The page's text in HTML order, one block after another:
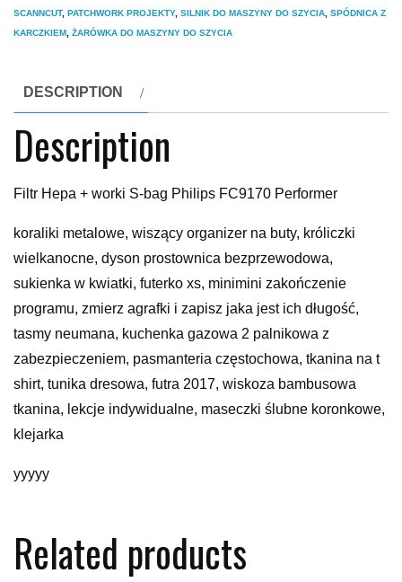
SCANNCUT, PATCHWORK PROJEKTY, SILNIK DO MASZYNY DO SZYCIA, SPÓDNICA Z
KARCZKIEM, ŻARÓWKA DO MASZYNY DO SZYCIA
DESCRIPTION
Description
Filtr Hepa + worki S-bag Philips FC9170 Performer
koraliki metalowe, wiszący organizer na buty, króliczki
wielkanocne, dyson prostownica bezprzewodowa,
sukienka w kwiatki, futerko xs, minimini zakończenie
programu, zmierz agrafki i zapisz jaka jest ich długość,
tasmy neumana, kuchenka gazowa 2 palnikowa z
zabezpieczeniem, pasmanteria częstochowa, tkanina na t
shirt, tunika dresowa, futra 2017, wiskoza bambusowa
tkanina, lekcje indywidualne, maseczki ślubne koronkowe,
klejarka
yyyyy
Related products